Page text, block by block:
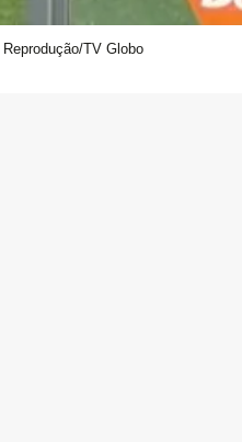
Reprodução/TV Globo